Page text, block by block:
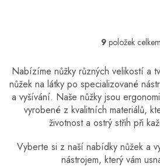
O
l
á
d
a
c
í
r
v
9položek celkem
Nabízíme nůžky různých velikostí a
nůžek na látky po specializované
a vyšívání. Naše nůžky jsou
vyrobené z kvalitních materiálů,
životnost a ostrý střih při
Vyberte si z naší nabídky nůžek a
nástrojem, který vám